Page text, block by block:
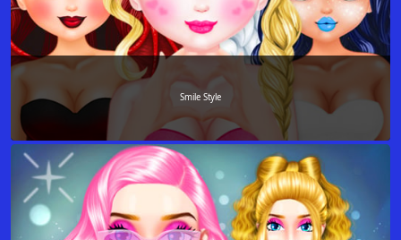
Smile Style